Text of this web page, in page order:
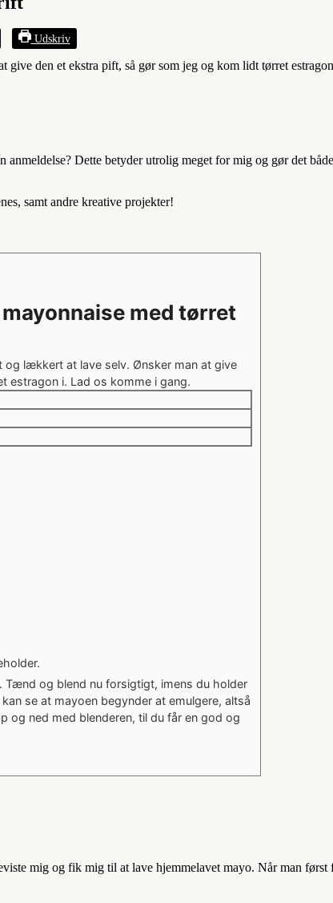
Udskriv
den et ekstra pift, så gør som jeg og kom lidt tørret
Dette betyder utrolig meget for mig og gør det
samt andre kreative projekter!
med tørret
og lækkert at lave selv. Ønsker man at give
estragon i. Lad os komme i gang.
og blend nu forsigtigt, imens du holder
se at mayoen begynder at emulgere, altså
og ned med blenderen, til du får en god og
mig og fik mig til at lave hjemmelavet mayo. Når man